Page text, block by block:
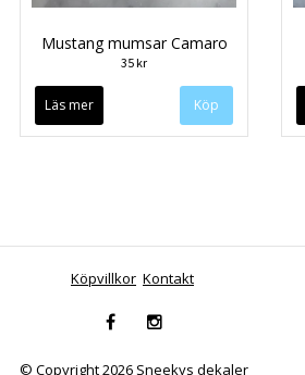
Mustang mumsar Camaro
35 kr
Läs mer
Köpvillkor Kontakt
© Copyright 2026 Sneekys dekaler